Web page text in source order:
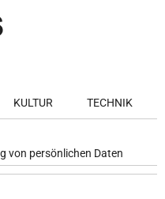
KULTUR TECHNIK
von persönlichen Daten